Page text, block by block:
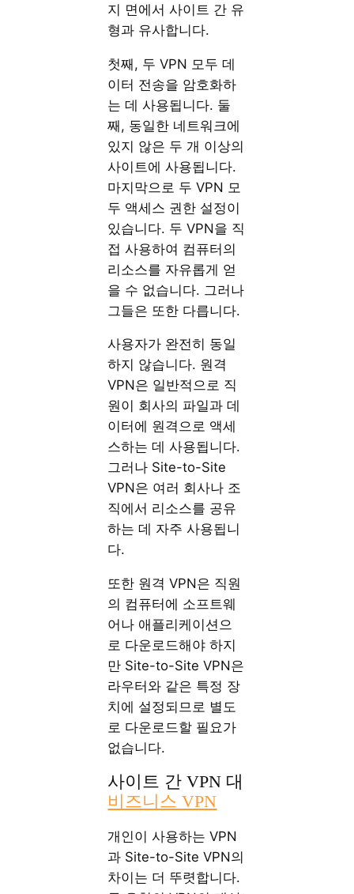
지 면에서 사이트 간 유
형과 유사합니다.
첫째, 두 VPN 모두 데
이터 전송을 암호화하
는 데 사용됩니다. 둘
째, 동일한 네트워크에
있지 않은 두 개 이상의
사이트에 사용됩니다.
마지막으로 두 VPN 모
두 액세스 권한 설정이
있습니다. 두 VPN을 직
접 사용하여 컴퓨터의
리소스를 자유롭게 얻
을 수 없습니다. 그러나
그들은 또한 다릅니다.
사용자가 완전히 동일
하지 않습니다. 원격
VPN은 일반적으로 직
원이 회사의 파일과 데
이터에 원격으로 액세
스하는 데 사용됩니다.
그러나 Site-to-Site
VPN은 여러 회사나 조
직에서 리소스를 공유
하는 데 자주 사용됩니
다.
또한 원격 VPN은 직원
의 컴퓨터에 소프트웨
어나 애플리케이션으
로 다운로드해야 하지
만 Site-to-Site VPN은
라우터와 같은 특정 장
치에 설정되므로 별도
로 다운로드할 필요가
없습니다.
사이트 간 VPN 대
비즈니스 VPN
개인이 사용하는 VPN
과 Site-to-Site VPN의
차이는 더 뚜렷합니다.